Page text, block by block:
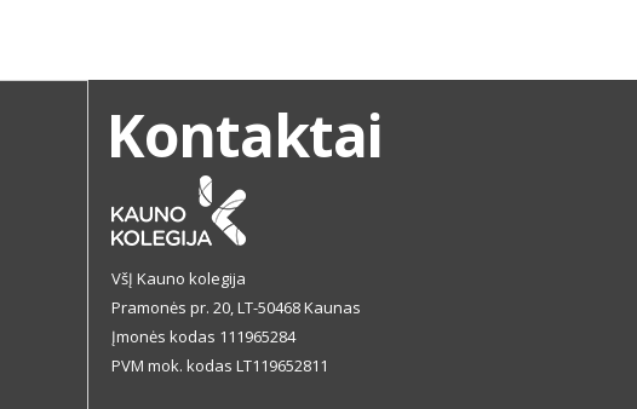
Kontaktai
VšĮ Kauno kolegija
Pramonės pr. 20, LT-50468 Kaunas
Įmonės kodas 111965284
PVM mok. kodas LT119652811